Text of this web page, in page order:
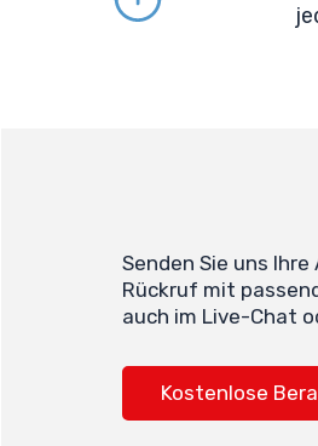
Senden Sie uns
Rückruf mit
auch im Live-Chat
Kostenlose